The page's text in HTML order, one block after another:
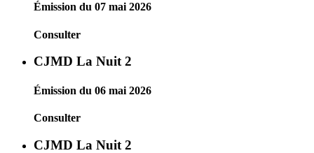
Émission du 07 mai 2026
Consulter
CJMD La Nuit 2
Émission du 06 mai 2026
Consulter
CJMD La Nuit 2